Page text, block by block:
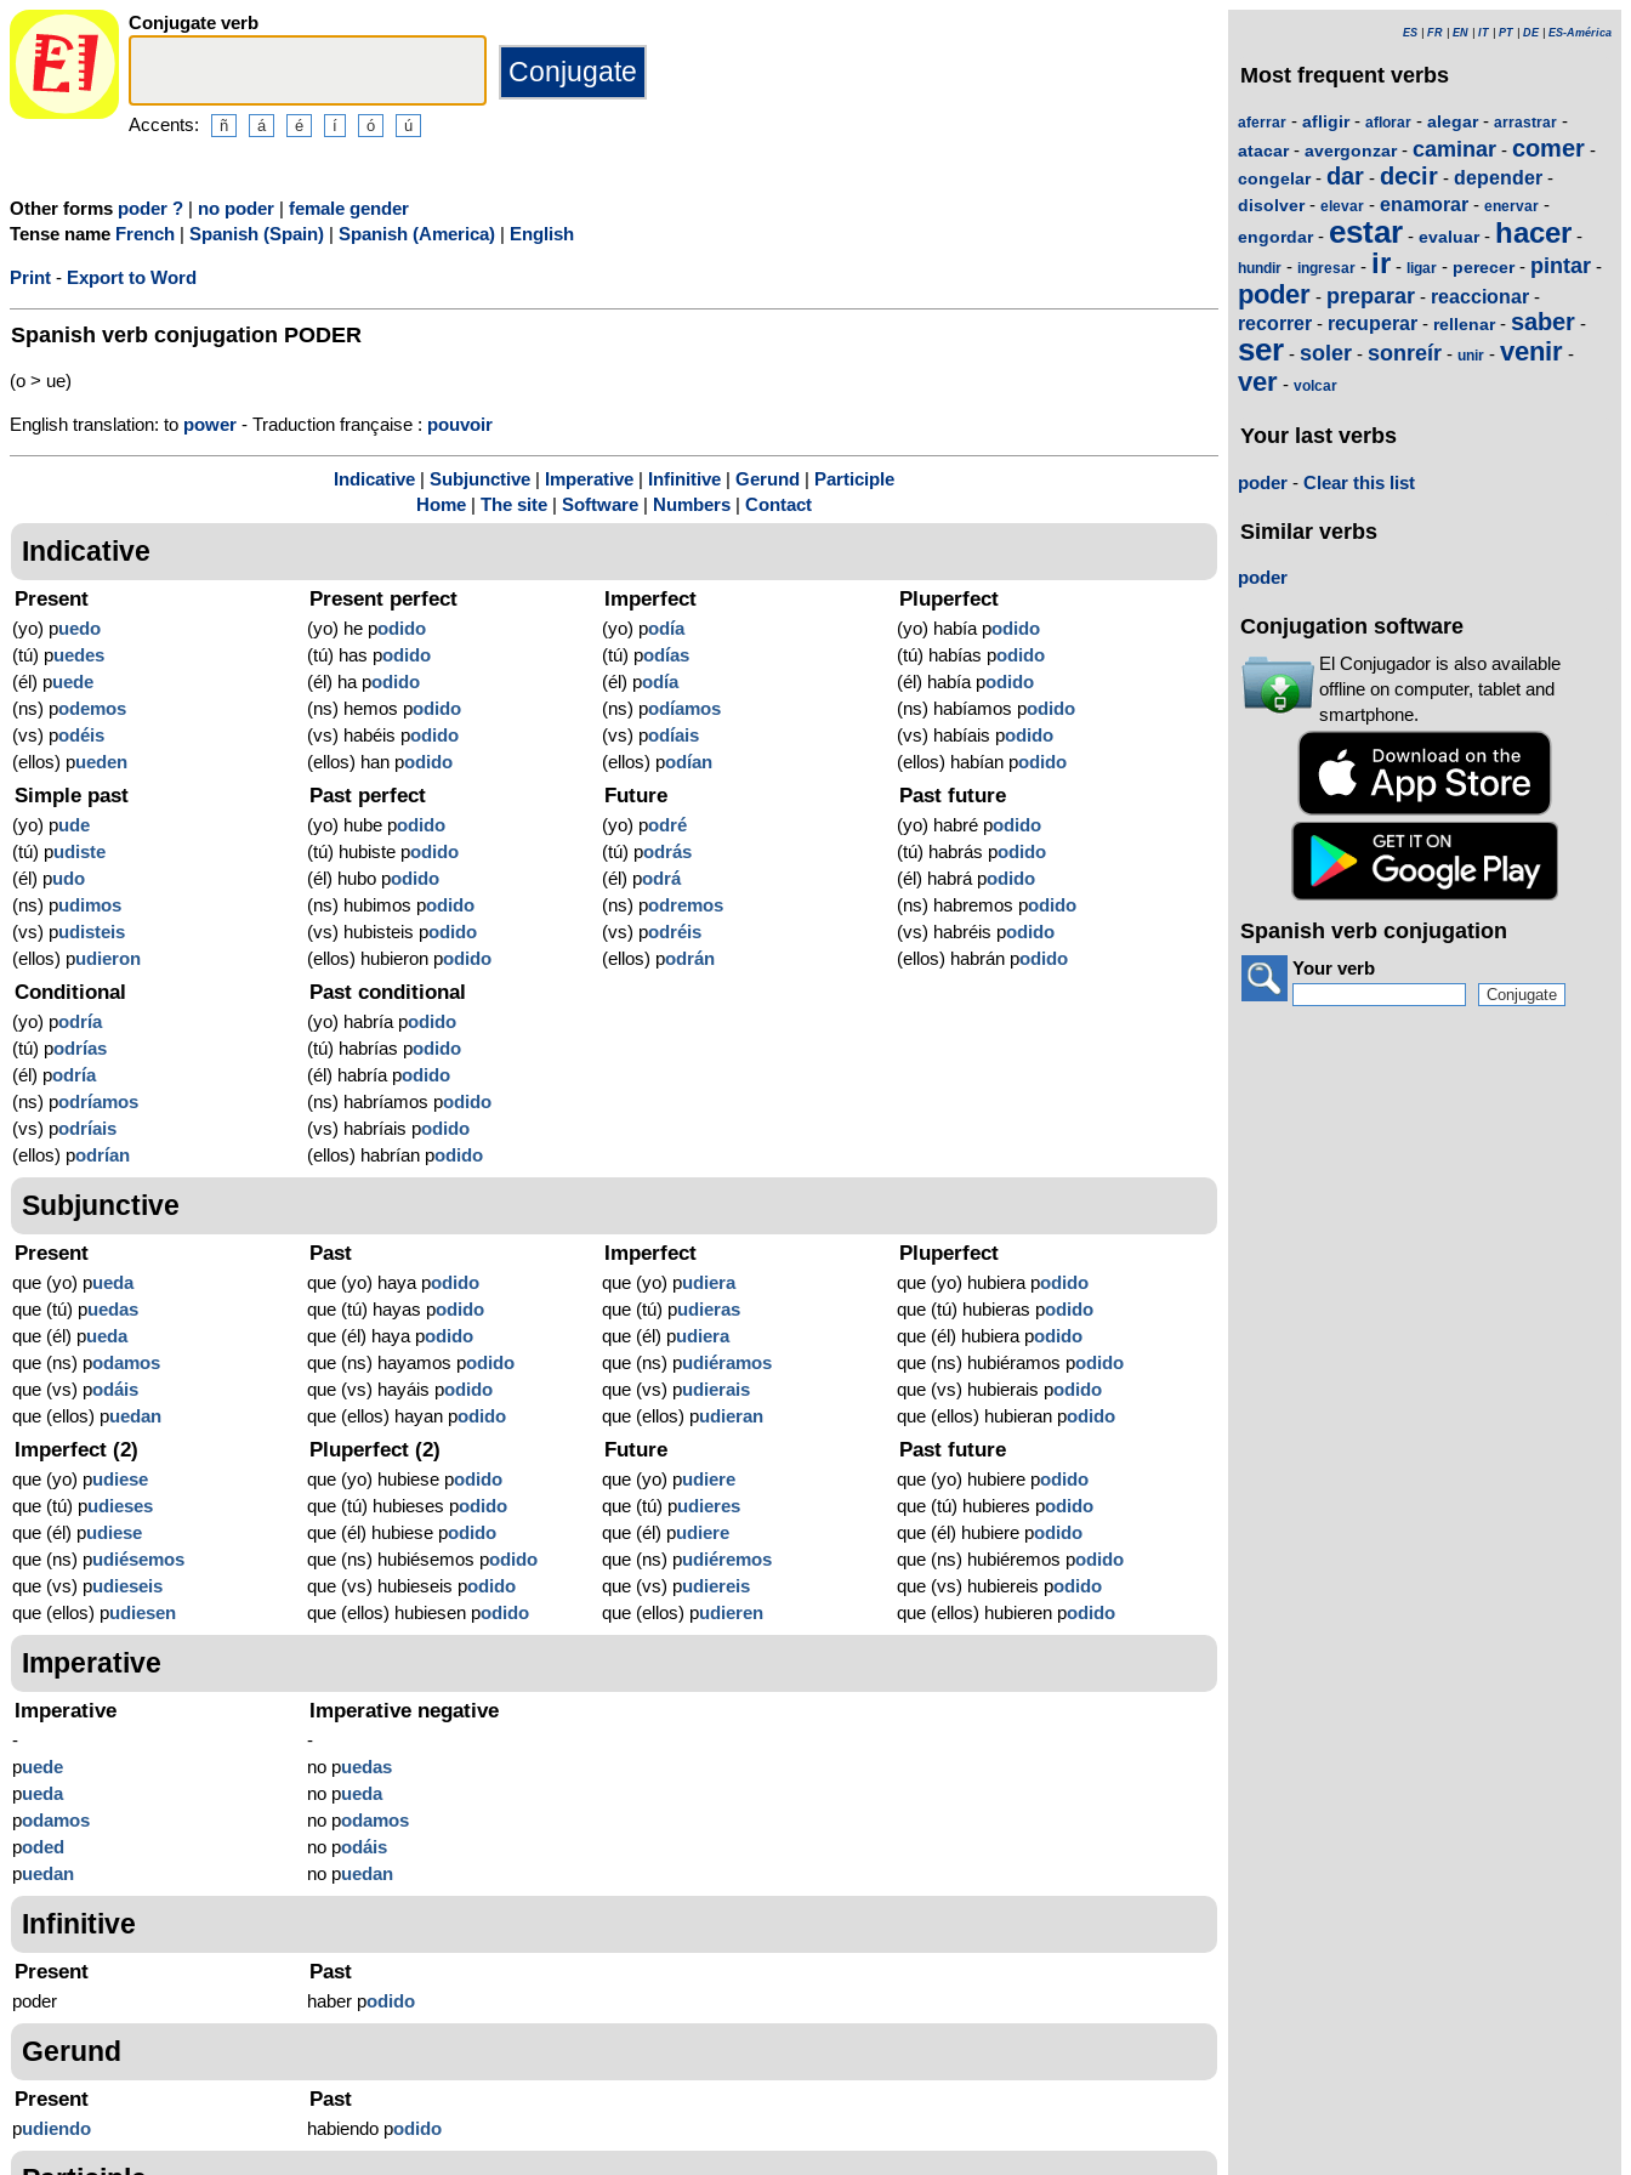
Conjugate verb
Accents:
Other forms poder ? | no poder | female gender
Tense name French | Spanish (Spain) | Spanish (America) | English
Print - Export to Word
Spanish verb conjugation PODER
(o > ue)
English translation: to power - Traduction française : pouvoir
Indicative | Subjunctive | Imperative | Infinitive | Gerund | Participle
Home | The site | Software | Numbers | Contact
Indicative
Present
(yo) puedo
(tú) puedes
(él) puede
(ns) podemos
(vs) podéis
(ellos) pueden
Present perfect
(yo) he podido
(tú) has podido
(él) ha podido
(ns) hemos podido
(vs) habéis podido
(ellos) han podido
Imperfect
(yo) podía
(tú) podías
(él) podía
(ns) podíamos
(vs) podíais
(ellos) podían
Pluperfect
(yo) había podido
(tú) habías podido
(él) había podido
(ns) habíamos podido
(vs) habíais podido
(ellos) habían podido
Simple past
(yo) pude
(tú) pudiste
(él) pudo
(ns) pudimos
(vs) pudisteis
(ellos) pudieron
Past perfect
(yo) hube podido
(tú) hubiste podido
(él) hubo podido
(ns) hubimos podido
(vs) hubisteis podido
(ellos) hubieron podido
Future
(yo) podré
(tú) podrás
(él) podrá
(ns) podremos
(vs) podréis
(ellos) podrán
Past future
(yo) habré podido
(tú) habrás podido
(él) habrá podido
(ns) habremos podido
(vs) habréis podido
(ellos) habrán podido
Conditional
(yo) podría
(tú) podrías
(él) podría
(ns) podríamos
(vs) podríais
(ellos) podrían
Past conditional
(yo) habría podido
(tú) habrías podido
(él) habría podido
(ns) habríamos podido
(vs) habríais podido
(ellos) habrían podido
Subjunctive
Present
que (yo) pueda
que (tú) puedas
que (él) pueda
que (ns) podamos
que (vs) podáis
que (ellos) puedan
Past
que (yo) haya podido
que (tú) hayas podido
que (él) haya podido
que (ns) hayamos podido
que (vs) hayáis podido
que (ellos) hayan podido
Imperfect
que (yo) pudiera
que (tú) pudieras
que (él) pudiera
que (ns) pudiéramos
que (vs) pudierais
que (ellos) pudieran
Pluperfect
que (yo) hubiera podido
que (tú) hubieras podido
que (él) hubiera podido
que (ns) hubiéramos podido
que (vs) hubierais podido
que (ellos) hubieran podido
Imperfect (2)
que (yo) pudiese
que (tú) pudieses
que (él) pudiese
que (ns) pudiésemos
que (vs) pudieseis
que (ellos) pudiesen
Pluperfect (2)
que (yo) hubiese podido
que (tú) hubieses podido
que (él) hubiese podido
que (ns) hubiésemos podido
que (vs) hubieseis podido
que (ellos) hubiesen podido
Future
que (yo) pudiere
que (tú) pudieres
que (él) pudiere
que (ns) pudiéremos
que (vs) pudiereis
que (ellos) pudieren
Past future
que (yo) hubiere podido
que (tú) hubieres podido
que (él) hubiere podido
que (ns) hubiéremos podido
que (vs) hubiereis podido
que (ellos) hubieren podido
Imperative
Imperative
-
puede
pueda
podamos
poded
puedan
Imperative negative
-
no puedas
no pueda
no podamos
no podáis
no puedan
Infinitive
Present
poder
Past
haber podido
Gerund
Present
pudiendo
Past
habiendo podido
ES FR EN IT PT DE| ES-América
Most frequent verbs
aferrar - afligir- aflorar - alegar- arrastrar -
atacar- avergonzar- caminar - comer -
congelar- dar - decir - depender -
disolver- elevar - enamorar - enervar -
engordar- estar - evaluar- hacer -
hundir - ingresar - ir - ligar - perecer- pintar -
poder - preparar - reaccionar -
recorrer - recuperar - rellenar- saber -
ser - soler - sonreír - unir - venir -
ver - volcar
Your last verbs
poder - Clear this list
Similar verbs
poder
Conjugation software
El Conjugador is also available
offline on computer, tablet and
smartphone.
Spanish verb conjugation
Your verb